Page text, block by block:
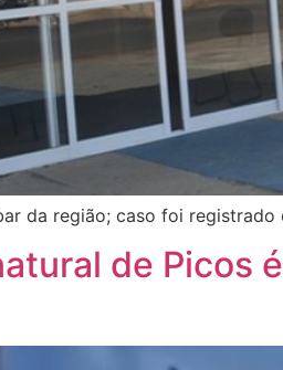
da região; caso foi
de Picos